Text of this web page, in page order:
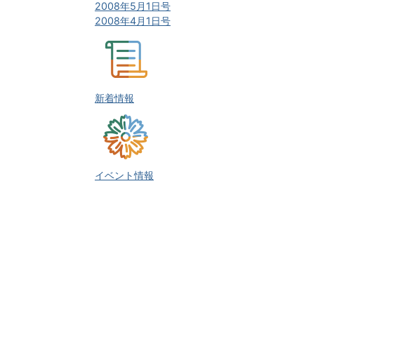
2008年5月1日号
2008年4月1日号
新着情報
イベント情報